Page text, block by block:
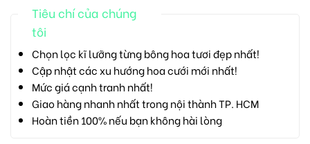
Tiêu chí của chúng
tôi
Chọn lọc kĩ lưỡng từng bông hoa tươi đẹp nhất!
Cập nhật các xu hướng hoa cưới mới nhất!
Mức giá cạnh tranh nhất!
Giao hàng nhanh nhất trong nội thành TP. HCM
Hoàn tiền 100% nếu bạn không hài lòng